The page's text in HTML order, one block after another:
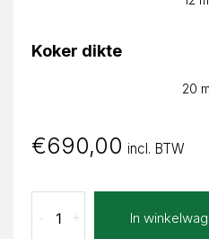
Koker dikte
20
€690,00 incl. BTW
Nero
+
- In